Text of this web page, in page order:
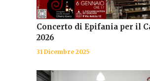
Concerto di Epifania per il
2026
31 Dicembre 2025